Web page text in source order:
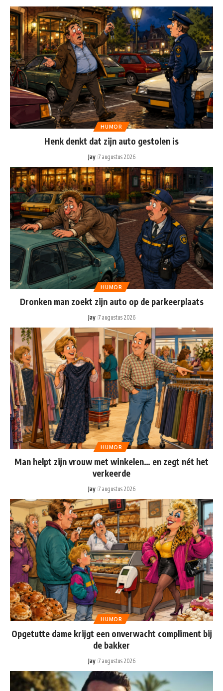
HUMOR
Henk denkt dat zijn auto gestolen is
Jay 7 augustus 2026
HUMOR
Dronken man zoekt zijn auto op de parkeerplaats
Jay 7 augustus 2026
HUMOR
Man helpt zijn vrouw met winkelen… en zegt nét het
verkeerde
Jay 7 augustus 2026
HUMOR
Opgetutte dame krijgt een onverwacht compliment bij
de bakker
Jay 7 augustus 2026